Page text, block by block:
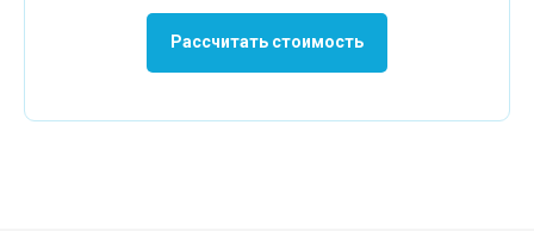
Рассчитать стоимость